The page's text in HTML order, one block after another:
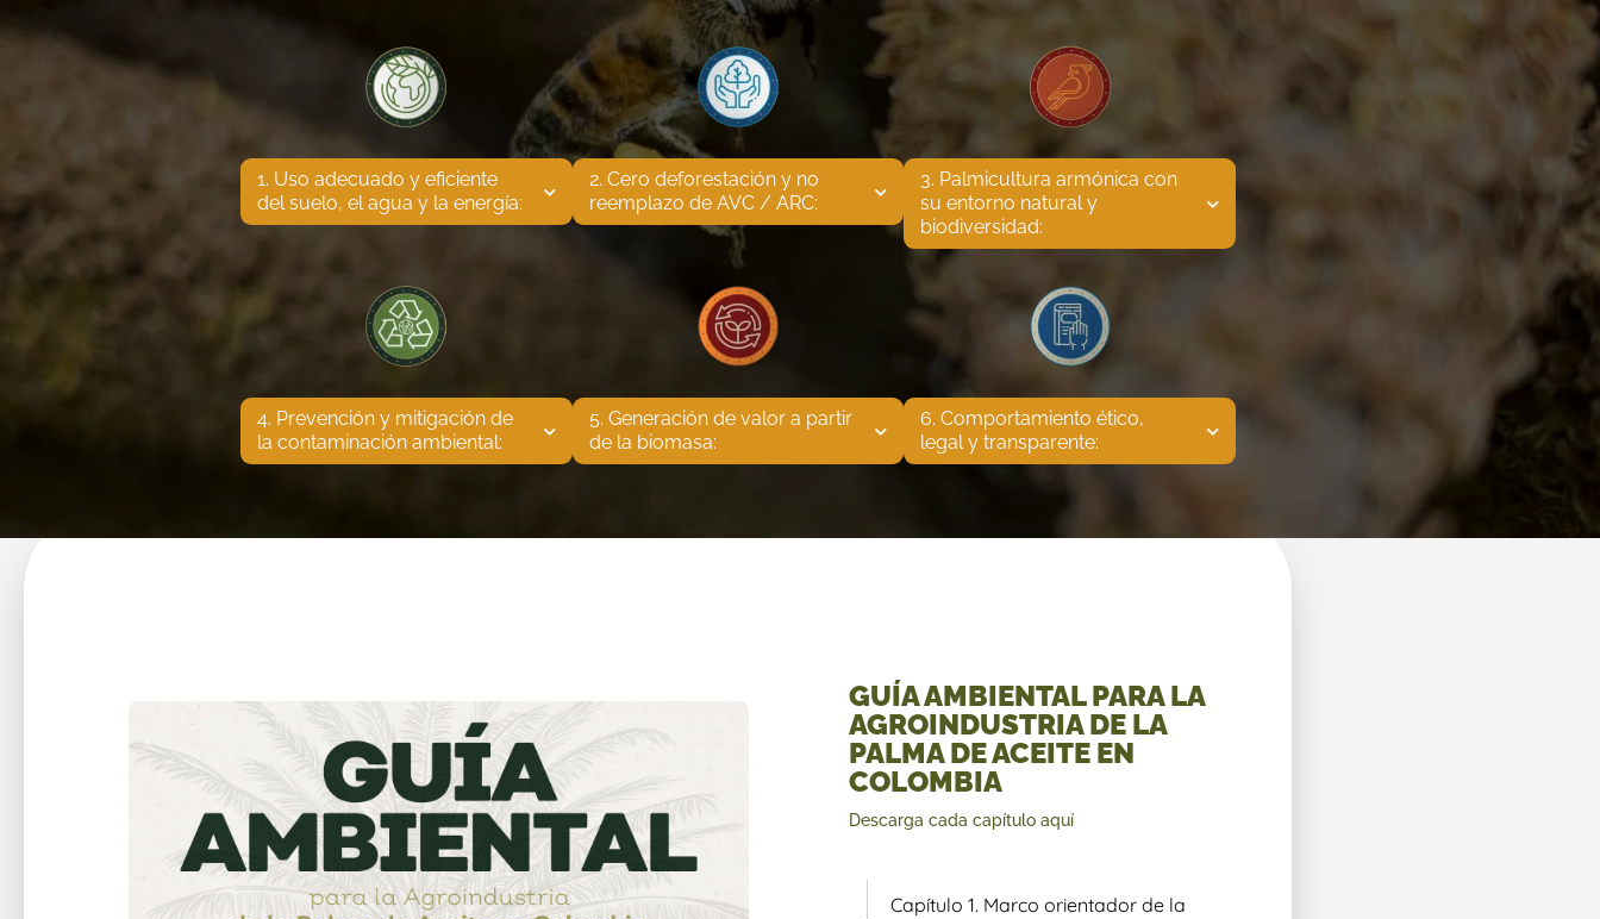
1. Uso adecuado y eficiente
del suelo, el agua y la energía:
2. Cero deforestación y no
reemplazo de AVC / ARC:
3. Palmicultura armónica con
su entorno natural y
biodiversidad:
4. Prevención y mitigación de
la contaminación ambiental:
5. Generación de valor a partir
de la biomasa:
6. Comportamiento ético,
legal y transparente:
Capítulo 1. Marco orientador de la
Descarga cada capítulo aquí
GUÍA AMBIENTAL PARA LA
AGROINDUSTRIA DE LA
PALMA DE ACEITE EN
COLOMBIA